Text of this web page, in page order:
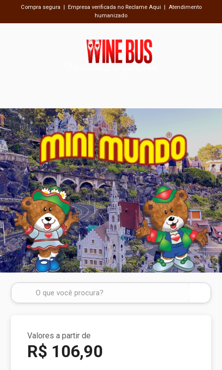
Compra segura | Empresa verificada no Reclame Aqui | Atendimento
humanizado
Passeios Inesquecíveis
Valores a partir de
R$ 106,90